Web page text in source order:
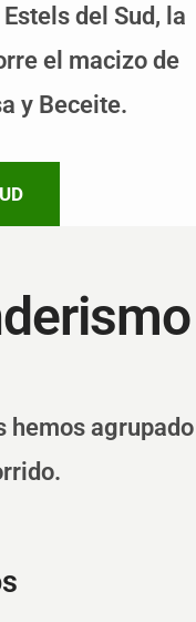
del Sud, la
el macizo de
y Beceite.
hemos agrupado